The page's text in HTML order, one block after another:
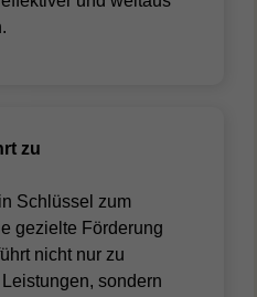
zu
Schlüssel zum
gezielte Förderung
nicht nur zu
sondern